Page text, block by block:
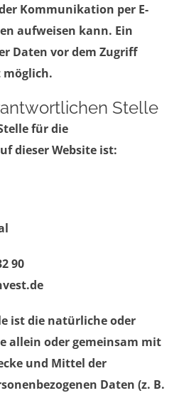
Kommunikation per E-
aufweisen kann. Ein
Daten vor dem Zugriff
Stelle
für die
dieser Website ist:
90
ist die natürliche oder
allein oder gemeinsam mit
und Mittel der
Daten (z. B.